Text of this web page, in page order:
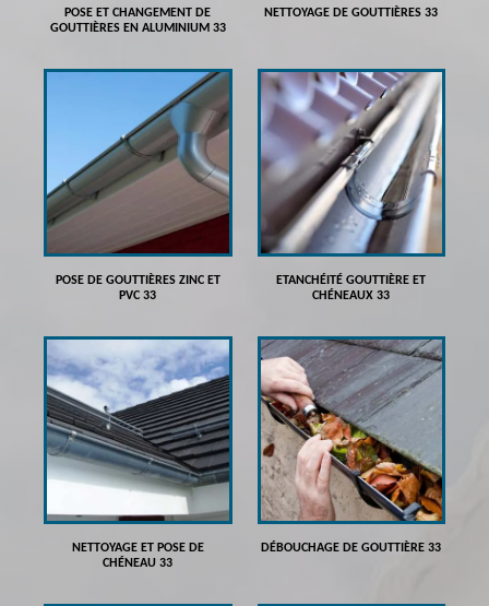
POSE ET CHANGEMENT DE
GOUTTIÈRES EN ALUMINIUM 33
NETTOYAGE DE GOUTTIÈRES 33
POSE DE GOUTTIÈRES ZINC ET
PVC 33
ETANCHÉITÉ GOUTTIÈRE ET
CHÉNEAUX 33
NETTOYAGE ET POSE DE
CHÉNEAU 33
DÉBOUCHAGE DE GOUTTIÈRE 33